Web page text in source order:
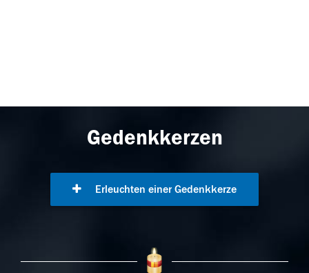
Gedenkkerzen
Erleuchten einer Gedenkkerze